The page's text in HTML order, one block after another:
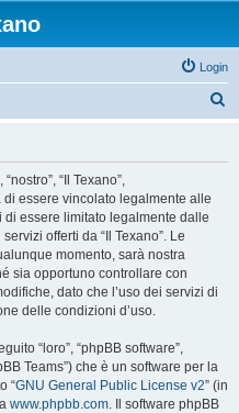
Login
“Il Texano”,
di essere vincolato legalmente alle
di essere limitato legalmente dalle
offerti da “Il Texano”. Le
momento, sarà nostra
sia opportuno controllare con
dato che l’uso dei servizi di
delle condizioni d’uso.
“loro”, “phpBB software”,
Teams”) che è un software per la
“GNU General Public License v2” (in
www.phpbb.com. Il software phpBB